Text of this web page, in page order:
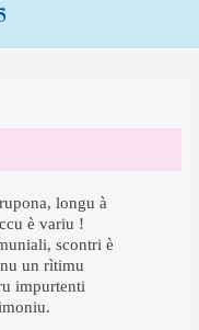
longu à
è variu !
scontri è
un rìtimu
impurtenti